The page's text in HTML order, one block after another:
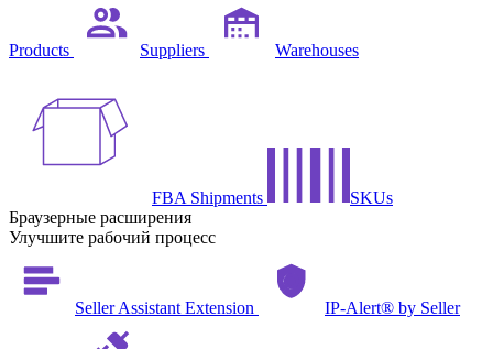
Products Suppliers Warehouses
FBA Shipments
SKUs
Браузерные расширения
Улучшите рабочий процесс
Seller Assistant Extension IP-Alert® by Seller